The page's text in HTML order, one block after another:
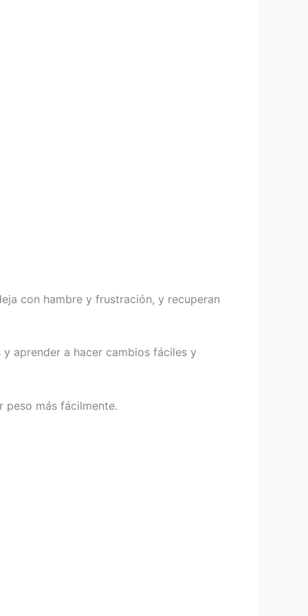
con hambre y frustración, y recuperan
aprender a hacer cambios fáciles y
peso más fácilmente.